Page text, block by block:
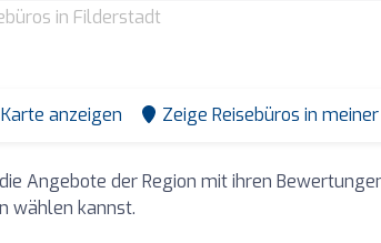
in Filderstadt
anzeigen Zeige Reisebüros in
Angebote der Region mit ihren
wählen kannst.